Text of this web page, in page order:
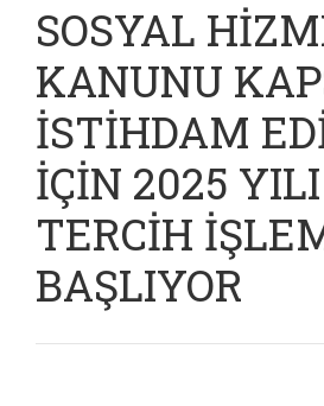
SOSYAL
KANUNU
İSTİHDAM
İÇİN 2025
TERCİH
BAŞLIYOR